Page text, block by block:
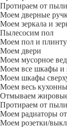
Протираем от
Моем дверные
Моем зеркала и
Пылесосим пол
Моем пол и
Моем двери
Моем мусорное
Моем все шкафы и
Моем шкафы
Моем весь
Отмываем
Протираем от
Моем радиаторы
Моем розетки/